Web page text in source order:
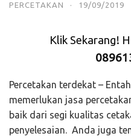
PERCETAKAN · 19/09/2019
Klik Sekarang!
Percetakan terdekat –
memerlukan jasa
baik dari segi kualitas
penyelesaian. Anda juga